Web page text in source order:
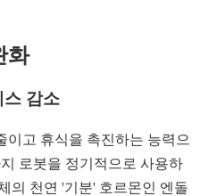
화
스 감소
이고 휴식을 촉진하는 능력으
로봇을 정기적으로 사용하
의 천연 '기분' 호르몬인 엔돌